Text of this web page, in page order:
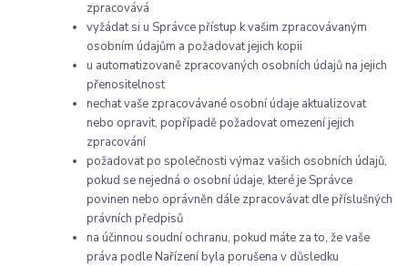
zpracovává
vyžádat si u Správce přístup k vašim zpracovávaným
osobním údajům a požadovat jejich kopii
u automatizovaně zpracovaných osobních údajů na jejich
přenositelnost
nechat vaše zpracovávané osobní údaje aktualizovat
nebo opravit, popřípadě požadovat omezení jejich
zpracování
požadovat po společnosti výmaz vašich osobních údajů,
pokud se nejedná o osobní údaje, které je Správce
povinen nebo oprávněn dále zpracovávat dle příslušných
právních předpisů
na účinnou soudní ochranu, pokud máte za to, že vaše
práva podle Nařízení byla porušena v důsledku